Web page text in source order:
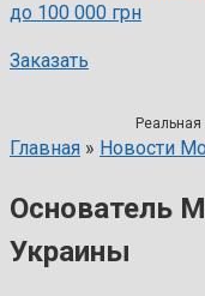
до 100 000 грн
Заказать
Главная » Новости
Основатель
Украины